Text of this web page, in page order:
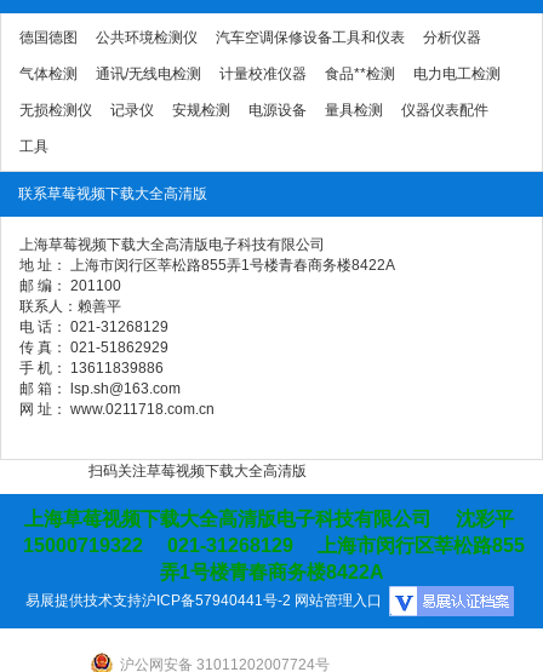
德国德图 公共环境检测仪 汽车空调保修设备工具和仪表 分析仪器
气体检测 通讯/无线电检测 计量校准仪器 食品**检测 电力电工检测
无损检测仪 记录仪 安规检测 电源设备 量具检测 仪器仪表配件
工具
联系草莓视频下载大全高清版
上海草莓视频下载大全高清版电子科技有限公司
地 址： 上海市闵行区莘松路855弄1号楼青春商务楼8422A
邮 编： 201100
联系人：赖善平
电 话： 021-31268129
传 真： 021-51862929
手 机： 13611839886
邮 箱： lsp.sh@163.com
网 址： www.0211718.com.cn
扫码关注草莓视频下载大全高清版
上海草莓视频下载大全高清版电子科技有限公司 沈彩平
15000719322 021-31268129 上海市闵行区莘松路855
弄1号楼青春商务楼8422A
易展提供技术支持沪ICP备57940441号-2 网站管理入口
沪公网安备 31011202007724号